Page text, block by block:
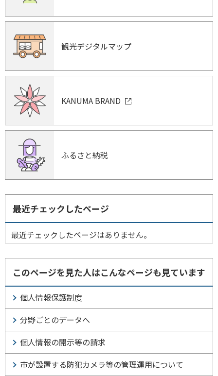
観光デジタルマップ
KANUMA BRAND
ふるさと納税
最近チェックしたページ
最近チェックしたページはありません。
このページを見た人はこんなページも見ています
個人情報保護制度
分野ごとのデータへ
個人情報の開示等の請求
市が設置する防犯カメラ等の管理運用について